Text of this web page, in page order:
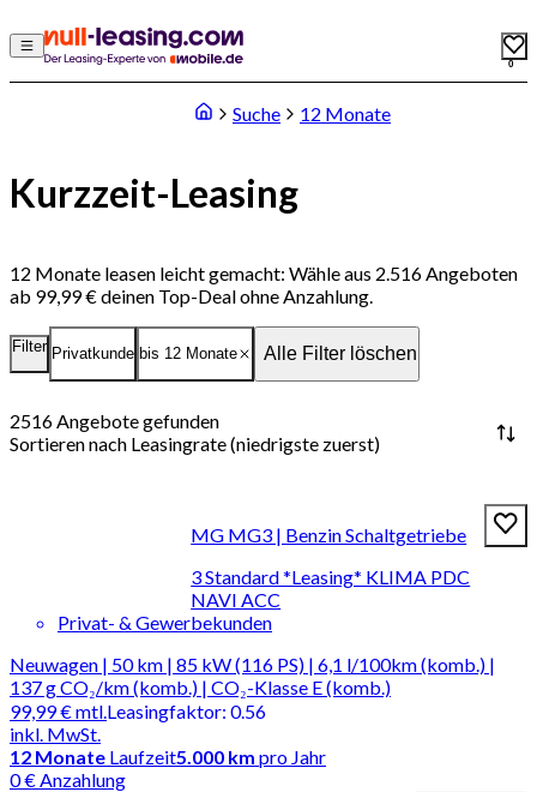
0
Suche 12 Monate
Kurzzeit-Leasing
12 Monate leasen leicht gemacht: Wähle aus 2.516 Angeboten
ab 99,99 € deinen Top-Deal ohne Anzahlung.
Filter Privatkunde bis 12 Monate Alle Filter löschen
2516Angebote gefunden
Sortieren nach Leasingrate (niedrigste zuerst)
MG MG3 | Benzin Schaltgetriebe
3 Standard *Leasing* KLIMA PDC
NAVI ACC
Privat- & Gewerbekunden
Neuwagen | 50 km | 85 kW (116 PS) | 6,1 l/100km (komb.) |
137 g CO₂/km (komb.) | CO₂-Klasse E (komb.)
99,99 €mtl.
inkl. MwSt.
Leasingfaktor: 0.56
12 Monate Laufzeit5.000 km pro Jahr
0 € Anzahlung